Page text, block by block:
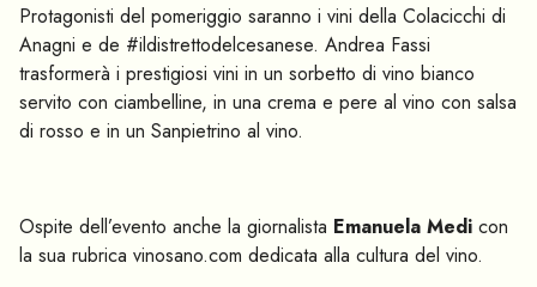
Protagonisti del pomeriggio saranno i vini della Colacicchi di
Anagni e de #ildistrettodelcesanese. Andrea Fassi
trasformerà i prestigiosi vini in un sorbetto di vino bianco
servito con ciambelline, in una crema e pere al vino con salsa
di rosso e in un Sanpietrino al vino.
Ospite dell’evento anche la giornalista Emanuela Medi con
la sua rubrica vinosano.com dedicata alla cultura del vino.